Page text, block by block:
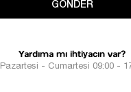
GÖNDER
Yardıma mı ihtiyacın var?
Pazartesi - Cumartesi 09:00 -